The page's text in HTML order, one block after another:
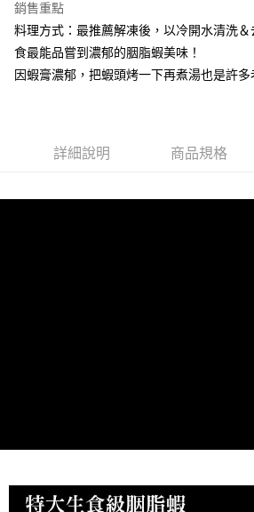
每筆NT$150，滿NT$999(含以上)免運費
冷凍宅配-抗凍紙箱裝(可備註改保麗龍箱)
每筆NT$150，滿NT$999(含以上)免運費
冷凍貨到付款
銷售重點
料理方式：最推薦解凍後，以冷開水清洗
食最能品嘗到濃郁的胭脂蝦美味！
因蝦膏濃郁，把蝦頭烤一下再煮湯也是許多
詳細說明 商品規格